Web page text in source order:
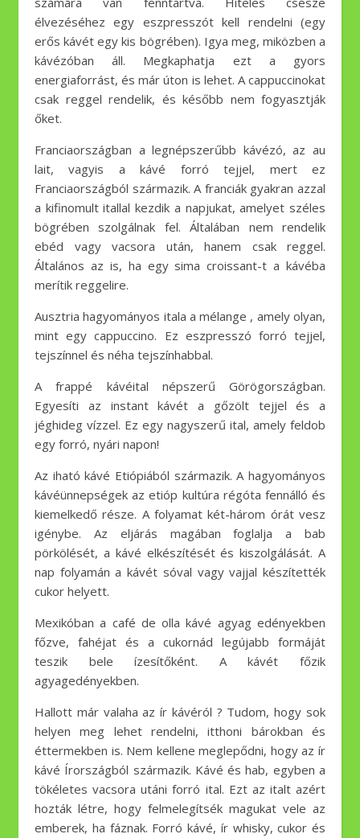
élvezéséhez egy eszpresszót kell rendelni (egy
erős kávét egy kis bögrében). Igya meg, miközben a
kávézóban áll. Megkaphatja ezt a gyors
energiaforrást, és már úton is lehet. A cappuccinokat
csak reggel rendelik, és később nem fogyasztják
őket.
Franciaországban a legnépszerűbb kávézó, az au
lait, vagyis a kávé forró tejjel, mert ez
Franciaországból származik. A franciák gyakran azzal
a kifinomult itallal kezdik a napjukat, amelyet széles
bögrében szolgálnak fel. Általában nem rendelik
ebéd vagy vacsora után, hanem csak reggel.
Általános az is, ha egy sima croissant-t a kávéba
merítik reggelire.
Ausztria hagyományos itala a mélange , amely olyan,
mint egy cappuccino. Ez eszpresszó forró tejjel,
tejszínnel és néha tejszínhabbal.
A frappé kávéital népszerű Görögországban.
Egyesíti az instant kávét a gőzölt tejjel és a
jéghideg vízzel. Ez egy nagyszerű ital, amely feldob
egy forró, nyári napon!
Az iható kávé Etiópiából származik. A hagyományos
kávéünnepségek az etióp kultúra régóta fennálló és
kiemelkedő része. A folyamat két-három órát vesz
igénybe. Az eljárás magában foglalja a bab
pörkölését, a kávé elkészítését és kiszolgálását. A
nap folyamán a kávét sóval vagy vajjal készítették
cukor helyett.
Mexikóban a café de olla kávé agyag edényekben
főzve, fahéjat és a cukornád legújabb formáját
teszik bele ízesítőként. A kávét főzik
agyagedényekben.
Hallott már valaha az ír kávéról ? Tudom, hogy sok
helyen meg lehet rendelni, itthoni bárokban és
éttermekben is. Nem kellene meglepődni, hogy az ír
kávé Írországból származik. Kávé és hab, egyben a
tökéletes vacsora utáni forró ital. Ezt az italt azért
hozták létre, hogy felmelegítsék magukat vele az
emberek, ha fáznak. Forró kávé, ír whisky, cukor és